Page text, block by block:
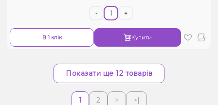
- +
В 1 клік Купити
Показати ще 12 товарів
1 2 > >|